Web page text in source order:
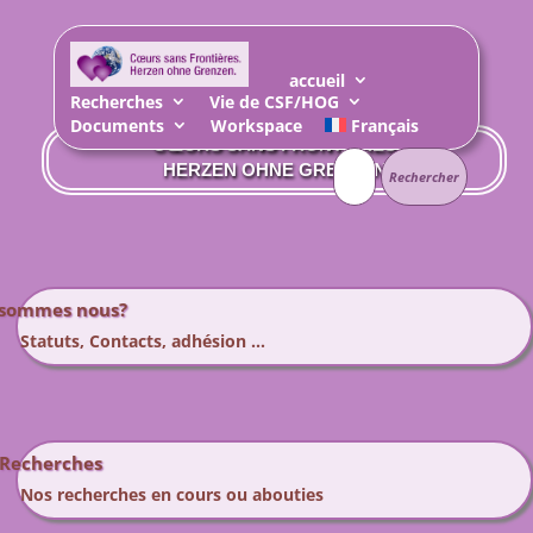
accueil
Recherches
Vie de CSF/HOG
Documents
Workspace
Français
Rechercher :
ASSOCIATION FRANCO-ALLEMANDE
DES ENFANTS DE LA SECONDE GUERRE MONDIALE
CŒURS SANS FRONTIÈRES
HERZEN OHNE GRENZEN
nous?
Statuts, Contacts, adhésion …
Nos recherches en cours ou abouties